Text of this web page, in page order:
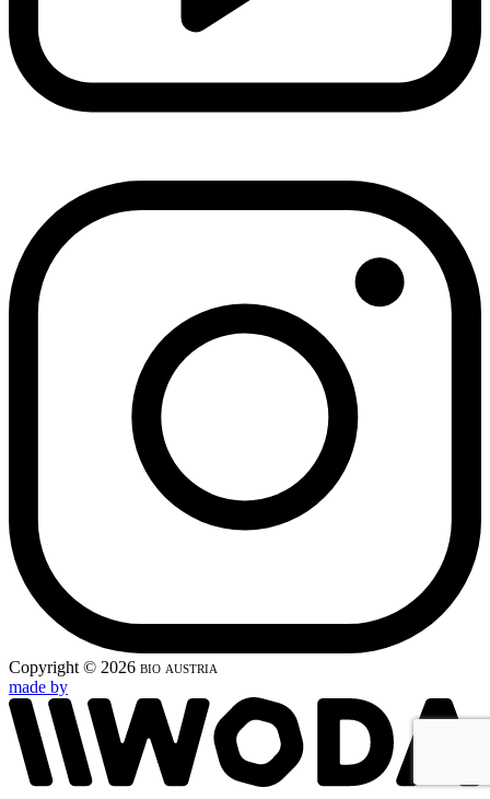
Copyright © 2026 bio austria
made by